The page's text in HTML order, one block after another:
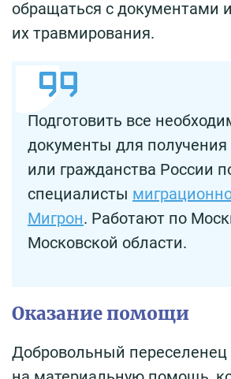
обращаться с документами
их травмирования.
Подготовить все
документы для
или гражданства России
специалисты
Мигрон. Работают по
Московской области.
Оказание помощи
Добровольный переселенец